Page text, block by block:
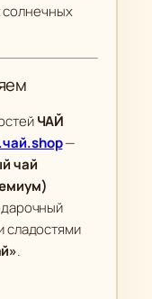
солнечных
ЧАЙ
—
чай
сладостями
.